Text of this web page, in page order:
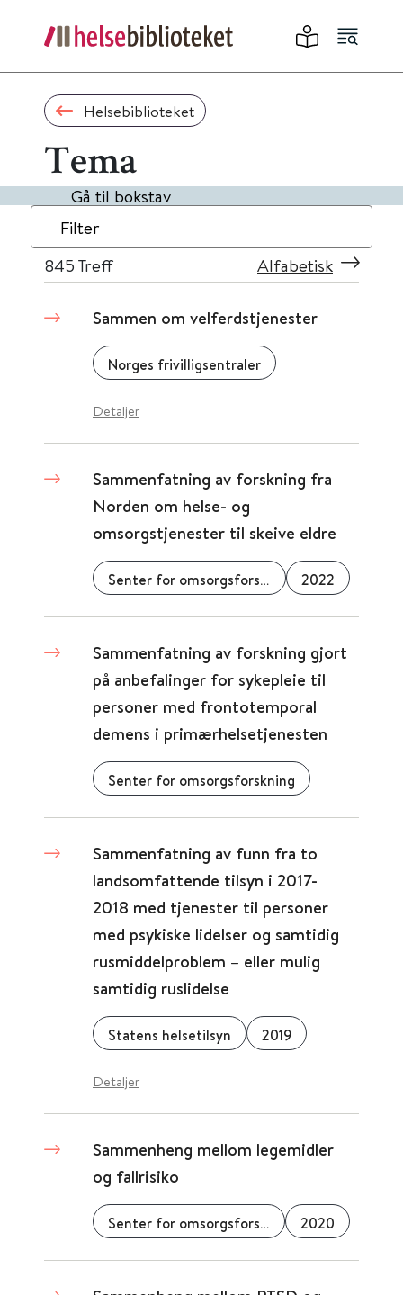
Helsebiblioteket
Tema
Gå til bokstav
Filter
845 Treff Alfabetisk
Sammen om velferdstjenester
Norges frivilligsentraler
Detaljer
Sammenfatning av forskning fra
Norden om helse- og
omsorgstjenester til skeive eldre
Senter for omsorgsforskning 2022
Sammenfatning av forskning gjort
på anbefalinger for sykepleie til
personer med frontotemporal
demens i primærhelsetjenesten
Senter for omsorgsforskning
Sammenfatning av funn fra to
landsomfattende tilsyn i 2017-
2018 med tjenester til personer
med psykiske lidelser og samtidig
rusmiddelproblem – eller mulig
samtidig ruslidelse
Statens helsetilsyn 2019
Detaljer
Sammenheng mellom legemidler
og fallrisiko
Senter for omsorgsforskning 2020